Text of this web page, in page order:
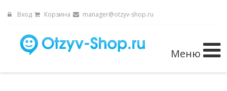
Вход Корзина manager@otzyv-shop.ru
Меню